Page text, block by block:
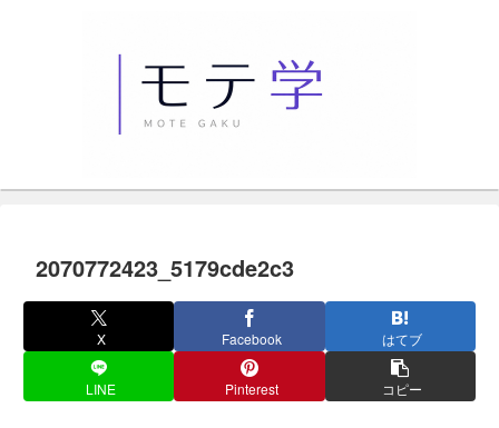
2070772423_5179cde2c3
X Facebook はてブ
LINE Pinterest コピー